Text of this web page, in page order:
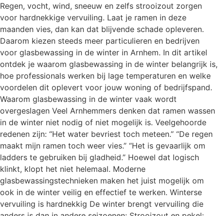
Regen, vocht, wind, sneeuw en zelfs strooizout zorgen
voor hardnekkige vervuiling. Laat je ramen in deze
maanden vies, dan kan dat blijvende schade opleveren.
Daarom kiezen steeds meer particulieren en bedrijven
voor glasbewassing in de winter in Arnhem. In dit artikel
ontdek je waarom glasbewassing in de winter belangrijk is,
hoe professionals werken bij lage temperaturen en welke
voordelen dit oplevert voor jouw woning of bedrijfspand.
Waarom glasbewassing in de winter vaak wordt
overgeslagen Veel Arnhemmers denken dat ramen wassen
in de winter niet nodig of niet mogelijk is. Veelgehoorde
redenen zijn: “Het water bevriest toch meteen.” “De regen
maakt mijn ramen toch weer vies.” “Het is gevaarlijk om
ladders te gebruiken bij gladheid.” Hoewel dat logisch
klinkt, klopt het niet helemaal. Moderne
glasbewassingstechnieken maken het juist mogelijk om
ook in de winter veilig en effectief te werken. Winterse
vervuiling is hardnekkig De winter brengt vervuiling die